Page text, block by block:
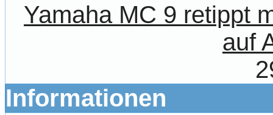
Yamaha MC 9 retippt
auf
Informationen